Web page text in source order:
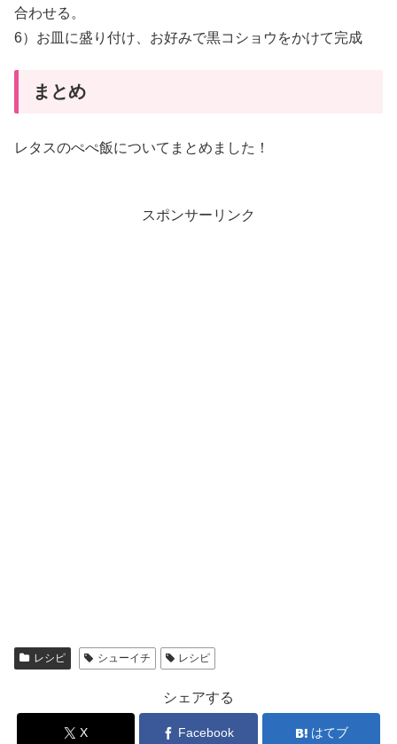
合わせる。
6）お皿に盛り付け、お好みで黒コショウをかけて完成
まとめ
レタスのぺぺ飯についてまとめました！
スポンサーリンク
レシピ シューイチ レシピ
シェアする
X Facebook はてブ